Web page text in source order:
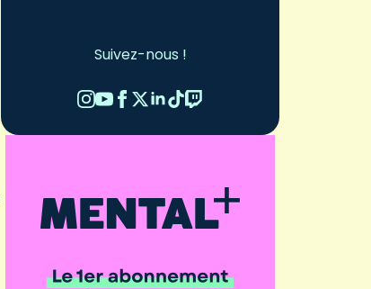
Suivez-nous !